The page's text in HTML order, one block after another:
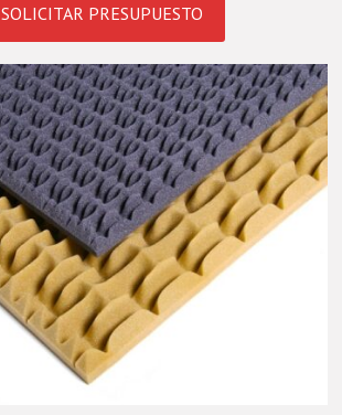
SOLICITAR PRESUPUESTO